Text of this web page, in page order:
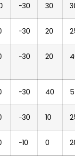
-30 30
-30 20
-30 20
-30 40 5
-30 10
-10 0